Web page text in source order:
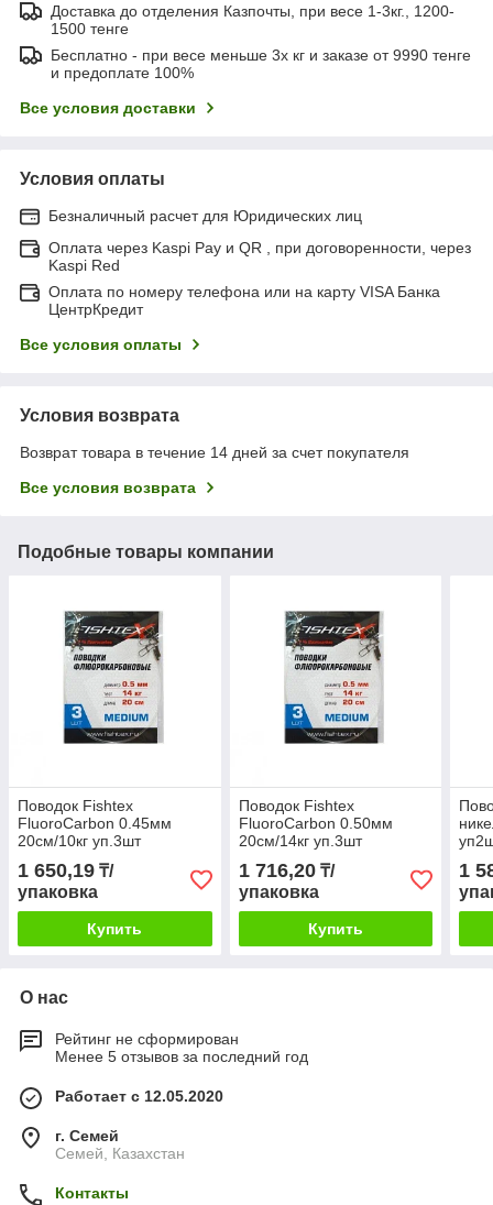
Доставка до отделения Казпочты, при весе 1-3кг., 1200-
1500 тенге
Бесплатно - при весе меньше 3х кг и заказе от 9990 тенге
и предоплате 100%
Все условия доставки
Условия оплаты
Безналичный расчет для Юридических лиц
Оплата через Kaspi Pay и QR , при договоренности, через
Kaspi Red
Оплата по номеру телефона или на карту VISA Банка
ЦентрКредит
Все условия оплаты
Условия возврата
Возврат товара в течение 14 дней за счет покупателя
Все условия возврата
Подобные товары компании
Поводок Fishtex
FluoroCarbon 0.45мм
20см/10кг уп.3шт
1 650,19 ₸/
упаковка
Купить
Поводок Fishtex
FluoroCarbon 0.50мм
20см/14кг уп.3шт
1 716,20₸/
упаковка
Купить
1
О нас
Рейтинг не сформирован
Менее 5 отзывов за последний год
Работает с 12.05.2020
г. Семей
Семей, Казахстан
Контакты